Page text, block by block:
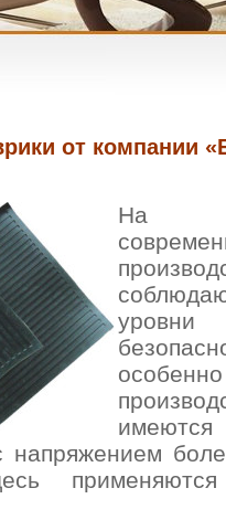
от компании
На
имеются
напряжением